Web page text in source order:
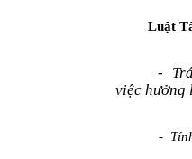
Luật
-
việc h­ưởng
-